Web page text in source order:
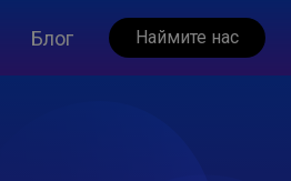
Блог Наймите нас